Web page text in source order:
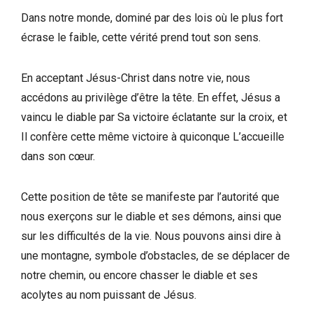
Dans notre monde, dominé par des lois où le plus fort
écrase le faible, cette vérité prend tout son sens.
En acceptant Jésus-Christ dans notre vie, nous
accédons au privilège d’être la tête. En effet, Jésus a
vaincu le diable par Sa victoire éclatante sur la croix, et
Il confère cette même victoire à quiconque L’accueille
dans son cœur.
Cette position de tête se manifeste par l’autorité que
nous exerçons sur le diable et ses démons, ainsi que
sur les difficultés de la vie. Nous pouvons ainsi dire à
une montagne, symbole d’obstacles, de se déplacer de
notre chemin, ou encore chasser le diable et ses
acolytes au nom puissant de Jésus.